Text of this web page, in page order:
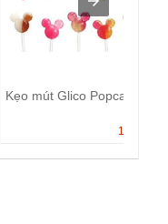
Kẹo mút Glico Popcan
13,000.00